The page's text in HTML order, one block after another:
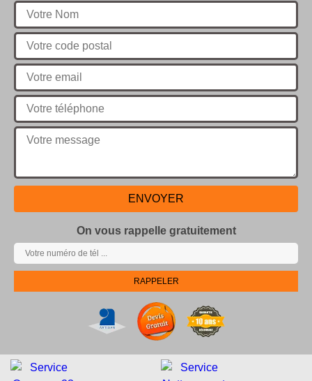
On vous rappelle gratuitement